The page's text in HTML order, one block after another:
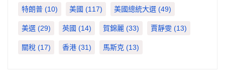
特朗普 (10) 美國 (117) 美國總統大選 (49)
美選 (29) 英國 (14) 賀錦麗 (33) 賈靜雯 (13)
關稅 (17) 香港 (31) 馬斯克 (13)